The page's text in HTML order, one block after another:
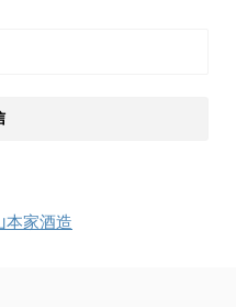
本家酒造